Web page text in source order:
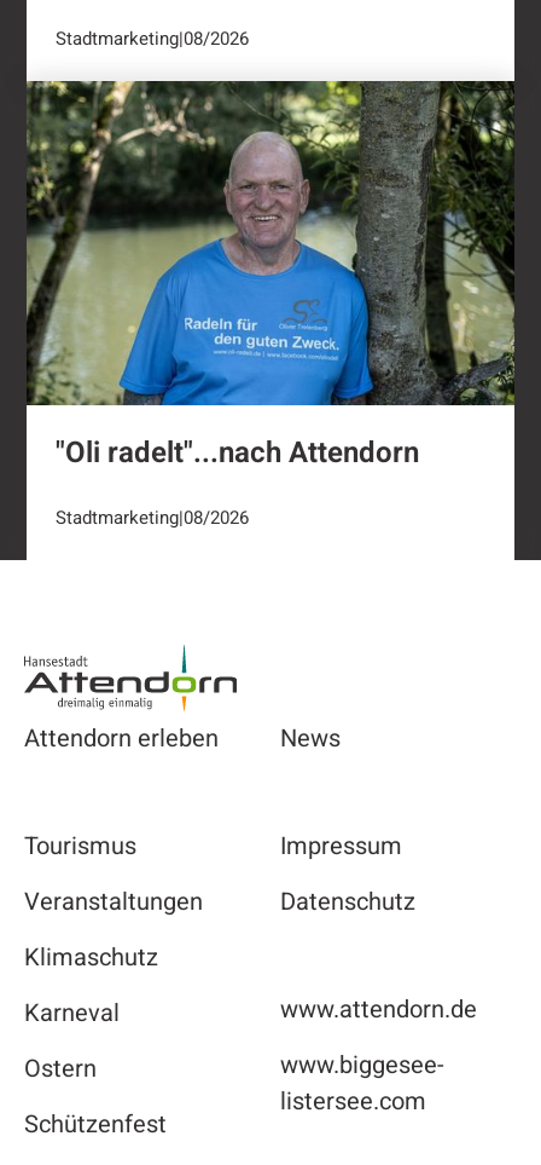
Stadtmarketing|08/2026
"Oli radelt"...nach Attendorn
"Oli radelt"...nach Attendorn
Stadtmarketing|08/2026
Attendorn erleben
Tourismus
Veranstaltungen
Klimaschutz
Karneval
Ostern
Schützenfest
News
Impressum
Datenschutz
www.attendorn.de
www.biggesee-
listersee.com